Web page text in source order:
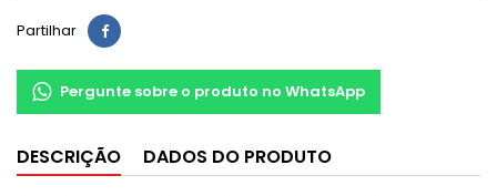
Partilhar
Pergunte sobre o produto no WhatsApp
DESCRIÇÃO DADOS DO PRODUTO